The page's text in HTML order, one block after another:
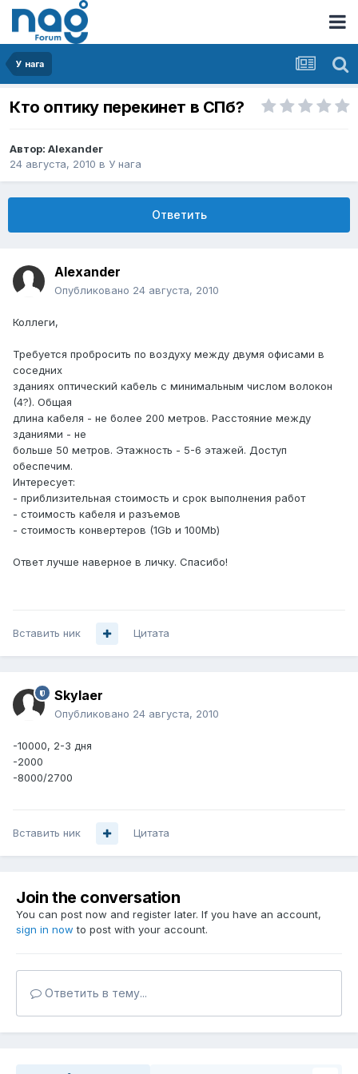
У нага
Кто оптику перекинет в СПб?
Автор: Alexander
24 августа, 2010 в У нага
Ответить
Alexander
Опубликовано 24 августа, 2010
Коллеги,
Требуется пробросить по воздуху между двумя офисами в
соседних
зданиях оптический кабель с минимальным числом волокон
(4?). Общая
длина кабеля - не более 200 метров. Расстояние между
зданиями - не
больше 50 метров. Этажность - 5-6 этажей. Доступ
обеспечим.
Интересует:
- приблизительная стоимость и срок выполнения работ
- стоимость кабеля и разъемов
- стоимость конвертеров (1Gb и 100Mb)
Ответ лучше наверное в личку. Спасибо!
Вставить ник Цитата
Skylaer
Опубликовано 24 августа, 2010
-10000, 2-3 дня
-2000
-8000/2700
Вставить ник Цитата
Join the conversation
You can post now and register later. If you have an account,
sign in now to post with your account.
Ответить в тему...